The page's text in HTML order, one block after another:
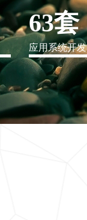
业解决方案
传递是否做到更新、
快
63套
应用系统开发